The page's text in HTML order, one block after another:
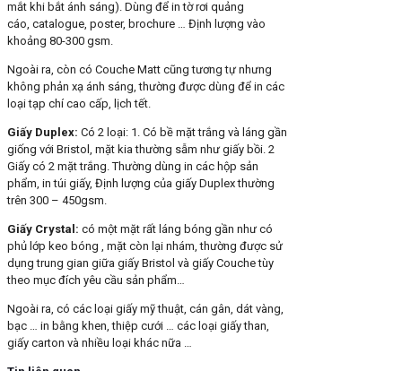
mắt khi bắt ánh sáng). Dùng để in tờ rơi quảng
cáo, catalogue, poster, brochure … Định lượng vào
khoảng 80-300 gsm.
Ngoài ra, còn có Couche Matt cũng tương tự nhưng
không phản xạ ánh sáng, thường được dùng để in các
loại tạp chí cao cấp, lịch tết.
Giấy Duplex: Có 2 loại: 1. Có bề mặt trắng và láng gần
giống với Bristol, mặt kia thường sẫm như giấy bồi. 2
Giấy có 2 mặt trắng. Thường dùng in các hộp sản
phẩm, in túi giấy, Định lượng của giấy Duplex thường
trên 300 – 450gsm.
Giấy Crystal: có một mặt rất láng bóng gần như có
phủ lớp keo bóng , mặt còn lại nhám, thường được sử
dụng trung gian giữa giấy Bristol và giấy Couche tùy
theo mục đích yêu cầu sản phẩm…
Ngoài ra, có các loại giấy mỹ thuật, cán gân, dát vàng,
bạc … in bằng khen, thiệp cưới … các loại giấy than,
giấy carton và nhiều loại khác nữa …